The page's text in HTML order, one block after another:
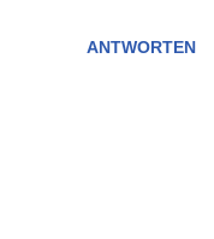
ANTWORTEN